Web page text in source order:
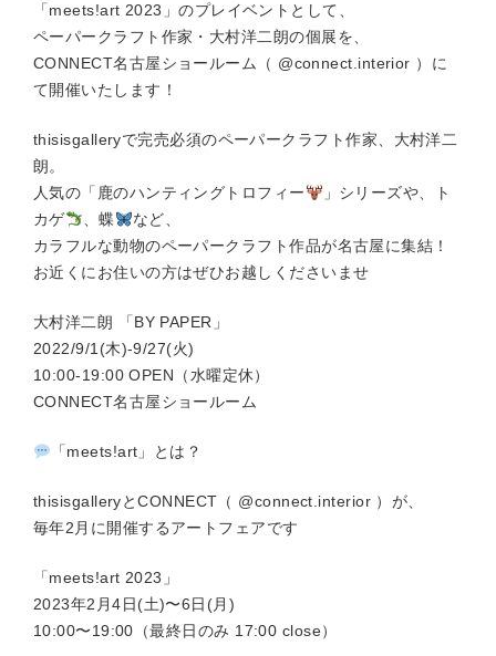
「meets!art 2023」のプレイベントとして、
ペーパークラフト作家・大村洋二朗の個展を、
CONNECT名古屋ショールーム（ @connect.interior ）に
て開催いたします！
thisisgalleryで完売必須のペーパークラフト作家、大村洋二
朗。
人気の「鹿のハンティングトロフィー
」シリーズや、ト
カゲ
、蝶
など、
カラフルな動物のペーパークラフト作品が名古屋に集結！
お近くにお住いの方はぜひお越しくださいませ
大村洋二朗 「BY PAPER」
2022/9/1(木)-9/27(火)
10:00-19:00 OPEN（水曜定休）
CONNECT名古屋ショールーム
「meets!art」とは？
thisisgalleryとCONNECT（ @connect.interior ）が、
毎年2月に開催するアートフェアです
「meets!art 2023」
2023年2月4日(土)〜6日(月)
10:00〜19:00（最終日のみ 17:00 close）